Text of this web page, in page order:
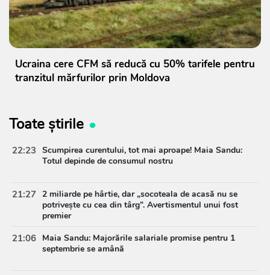
Ucraina cere CFM să reducă cu 50% tarifele pentru
tranzitul mărfurilor prin Moldova
Toate știrile
22:23 Scumpirea curentului, tot mai aproape! Maia Sandu:
Totul depinde de consumul nostru
21:27 2 miliarde pe hârtie, dar „socoteala de acasă nu se
potrivește cu cea din târg”. Avertismentul unui fost
premier
21:06 Maia Sandu: Majorările salariale promise pentru 1
septembrie se amână